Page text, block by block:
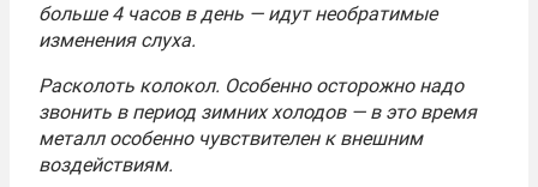
больше 4 часов в день — идут необратимые
изменения слуха.
Расколоть колокол. Особенно осторожно надо
звонить в период зимних холодов — в это время
металл особенно чувствителен к внешним
воздействиям.